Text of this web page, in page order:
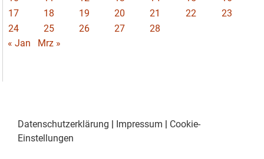
17
18 19 20 21 22
23
24
25 26 27
28
« Jan
Mrz »
Datenschutzerklärung | Impressum | Cookie-
Einstellungen